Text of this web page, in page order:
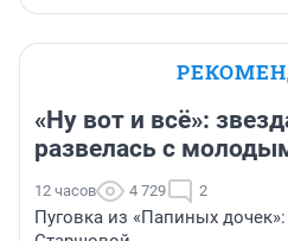
«Ну вот и всё»:
развелась с
12 часов 4 729 2
Пуговка из «Папиных